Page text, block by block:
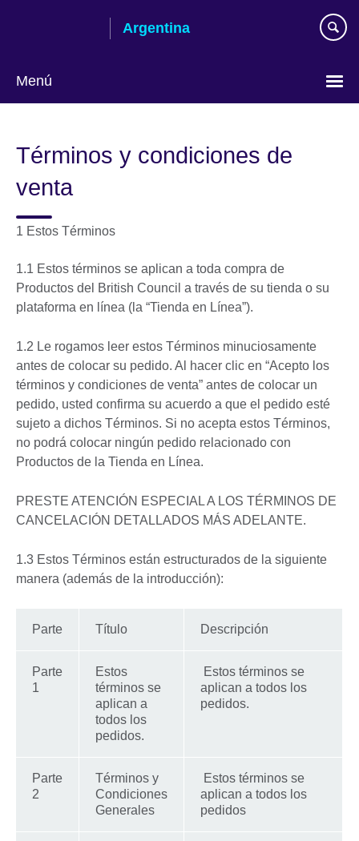
Argentina
Menú
language
Términos y condiciones de
venta
1 Estos Términos
1.1 Estos términos se aplican a toda compra de
Productos del British Council a través de su tienda o su
plataforma en línea (la “Tienda en Línea”).
1.2 Le rogamos leer estos Términos minuciosamente
antes de colocar su pedido. Al hacer clic en “Acepto los
términos y condiciones de venta” antes de colocar un
pedido, usted confirma su acuerdo a que el pedido esté
sujeto a dichos Términos. Si no acepta estos Términos,
no podrá colocar ningún pedido relacionado con
Productos de la Tienda en Línea.
PRESTE ATENCIÓN ESPECIAL A LOS TÉRMINOS DE
CANCELACIÓN DETALLADOS MÁS ADELANTE.
1.3 Estos Términos están estructurados de la siguiente
manera (además de la introducción):
Parte Título Descripción
Parte
1
Estos
términos se
aplican a
todos los
pedidos.
Estos términos se
aplican a todos los
pedidos.
Parte
2
Términos y
Condiciones
Generales
Estos términos se
aplican a todos los
pedidos